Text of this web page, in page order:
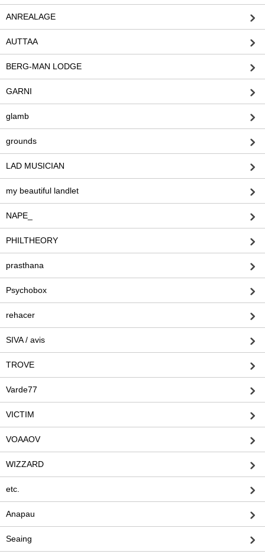
ANREALAGE
AUTTAA
BERG-MAN LODGE
GARNI
glamb
grounds
LAD MUSICIAN
my beautiful landlet
NAPE_
PHILTHEORY
prasthana
Psychobox
rehacer
SIVA / avis
TROVE
Varde77
VICTIM
VOAAOV
WIZZARD
etc.
Anapau
Seaing